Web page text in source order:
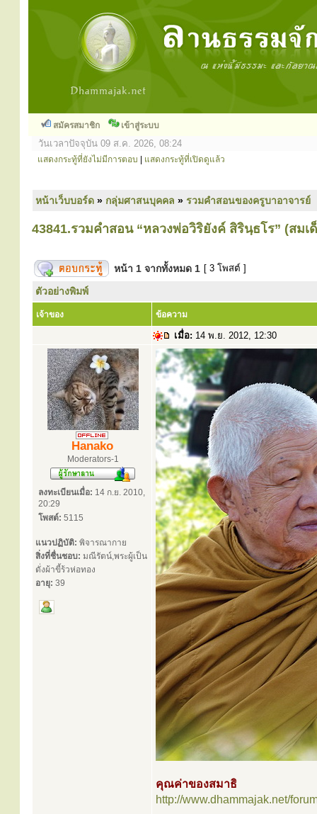
สมัครสมาชิก เข้าสู่ระบบ
วันเวลาปัจจุบัน 09 ส.ค. 2026, 08:24
แสดงกระทู้ที่ยังไม่มีการตอบ แสดงกระทู้ที่เปิดดูแล้ว
หน้าเว็บบอร์ด » กลุ่มศาสนบุคคล » รวมคำสอนของครูบาอาจารย์
43841.รวมคำสอน “หลวงพ่อวิริยังค์ สิรินฺธโร” (สม
หน้า 1 จากทั้งหมด 1 [ 3 โพสต์ ]
ตัวอย่างพิมพ์
เจ้าของ ข้อความ
เมื่อ: 14 พ.ย. 2012, 12:30
Hanako
Moderators-1
ลงทะเบียนเมื่อ: 14 ก.ย. 2010,
20:29
โพสต์: 5115
แนวปฏิบัติ: พิจารณากาย
สิ่งที่ชื่นชอบ: มณีรัตน์,พระผู้เป็น
ดั่งผ้าขี้ร้วห่อทอง
อายุ: 39
คุณค่าของสมาธิ
http://www.dhammajak.net/